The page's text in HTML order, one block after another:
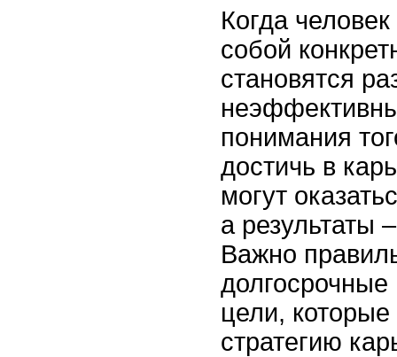
Когда
собой
становятся
понимания
достичь в
могут
а результаты
Важно
долгосрочные
цели,
стратегию